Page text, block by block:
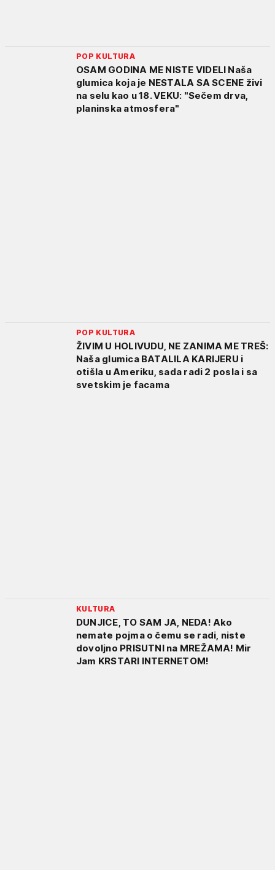
POP KULTURA
OSAM GODINA ME NISTE VIDELI Naša
glumica koja je NESTALA SA SCENE živi
na selu kao u 18. VEKU: "Sečem drva,
planinska atmosfera"
POP KULTURA
ŽIVIM U HOLIVUDU, NE ZANIMA ME TREŠ:
Naša glumica BATALILA KARIJERU i
otišla u Ameriku, sada radi 2 posla i sa
svetskim je facama
KULTURA
DUNJICE, TO SAM JA, NEDA! Ako
nemate pojma o čemu se radi, niste
dovoljno PRISUTNI na MREŽAMA! Mir
Jam KRSTARI INTERNETOM!